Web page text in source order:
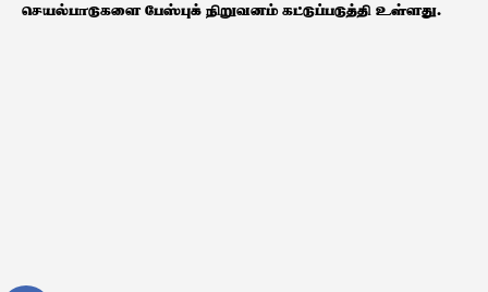
செயல்பாடுகளை பேஸ்புக் நிறுவனம் கட்டுப்படுத்தி உள்ளது.